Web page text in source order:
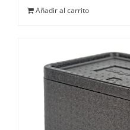
Añadir al carrito